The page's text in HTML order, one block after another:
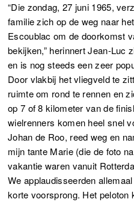
“Die zondag, 27 juni 1965,
familie zich op de weg naar
Escoublac om de doorkomst
bekijken,” herinnert Jean-Luc
en is nog steeds een zeer
Door vlakbij het vliegveld te
ruimte om rond te rennen en
op 7 of 8 kilometer van de
wielrenners komen heel snel
Johan de Roo, reed weg en
mijn tante Marie (die de foto
vakantie waren vanuit
We applaudisseerden
korte voorsprong. Het peloton